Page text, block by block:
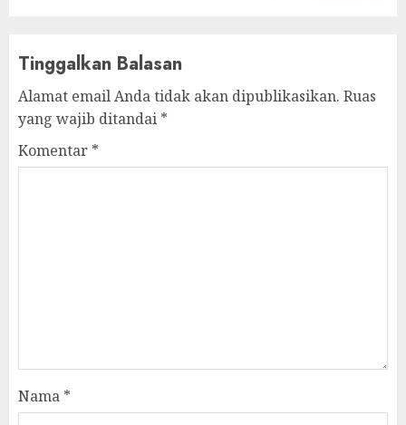
Tinggalkan Balasan
Alamat email Anda tidak akan dipublikasikan. Ruas
yang wajib ditandai *
Komentar *
Nama *